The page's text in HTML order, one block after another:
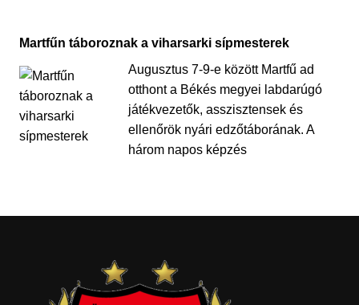
Martfűn táboroznak a viharsarki sípmesterek
Augusztus 7-9-e között Martfű ad
otthont a Békés megyei labdarúgó
játékvezetők, asszisztensek és
ellenőrök nyári edzőtáborának. A
három napos képzés